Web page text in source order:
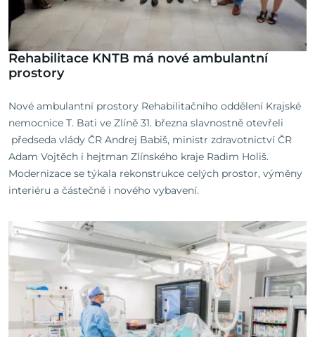
Rehabilitace KNTB má nové ambulantní
prostory
Nové ambulantní prostory Rehabilitačního oddělení Krajské
nemocnice T. Bati ve Zlíně 31. března slavnostně otevřeli
předseda vlády ČR Andrej Babiš, ministr zdravotnictví ČR
Adam Vojtěch i hejtman Zlínského kraje Radim Holiš.
Modernizace se týkala rekonstrukce celých prostor, výměny
interiéru a částečně i nového vybavení.